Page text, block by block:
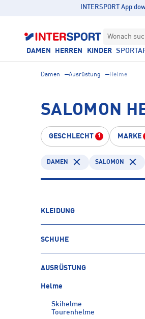
INTERSPORT App
Wonach
DAMEN HERREN KINDER
Damen Ausrüstung Helme
SALOMON
GESCHLECHT 1 MARKE
DAMEN SALOMON
KLEIDUNG
SCHUHE
AUSRÜSTUNG
Helme
Skihelme
Tourenhelme